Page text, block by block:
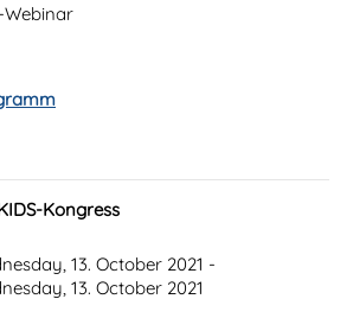
Webinar
Kongress
13. October 2021 -
13. October 2021